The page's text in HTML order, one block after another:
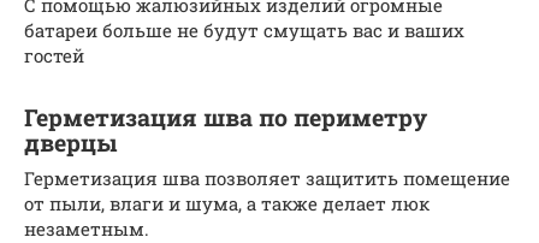
С помощью жалюзийных изделий огромные
батареи больше не будут смущать вас и ваших
гостей
Герметизация шва по периметру
дверцы
Герметизация шва позволяет защитить помещение
от пыли, влаги и шума, а также делает люк
незаметным.